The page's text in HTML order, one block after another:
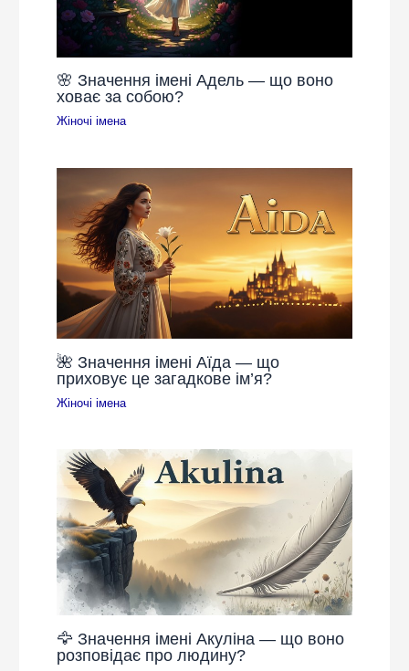
🌸 Значення імені Адель — що воно
ховає за собою?
Жіночі імена
🌺 Значення імені Аїда — що
приховує це загадкове ім’я?
Жіночі імена
🦅 Значення імені Акуліна — що воно
розповідає про людину?